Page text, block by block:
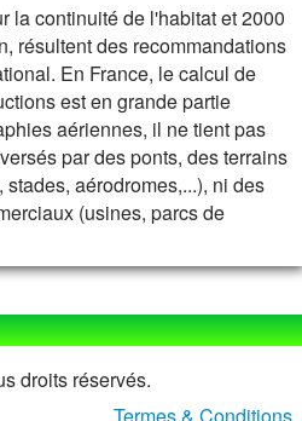
la continuité de l'habitat et 2000
résultent des recommandations
En France, le calcul de
est en grande partie
aériennes, il ne tient pas
par des ponts, des terrains
aérodromes,...), ni des
(usines, parcs de
droits réservés.